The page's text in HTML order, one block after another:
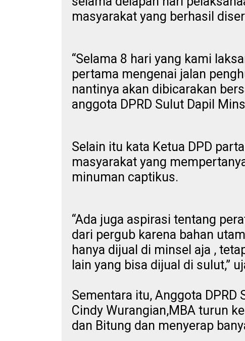
masyarakat yang berhasil
“Selama 8 hari yang kami
pertama mengenai jalan
nantinya akan dibicarakan
anggota DPRD Sulut Dapil
Selain itu kata Ketua DPD
masyarakat yang
minuman captikus.
“Ada juga aspirasi tentang
dari pergub karena bahan
hanya dijual di minsel aja ,
lain yang bisa dijual di sulut,”
Sementara itu, Anggota
Cindy Wurangian,MBA turun
dan Bitung dan menyerap